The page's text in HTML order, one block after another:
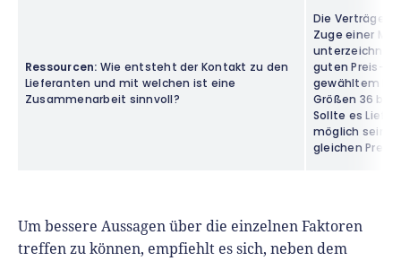
Ressourcen: Wie entsteht der Kontakt zu den
Lieferanten und mit welchen ist eine
Zusammenarbeit sinnvoll?
Die Verträge
Zuge einer
unterzeichnet.
guten Preis-
gewähltem
Größen 36 bis
Sollte es
möglich sein
gleichen
Um bessere Aussagen über die einzelnen Faktoren
treffen zu können, empfiehlt es sich, neben dem